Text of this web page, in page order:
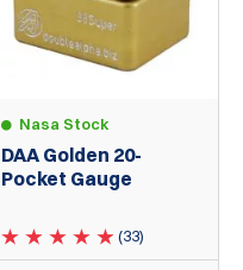
Nasa Stock
DAA Golden 20-
Pocket Gauge
(33)